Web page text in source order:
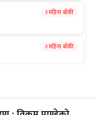
२ महिना बाँकी
२ महिना बाँकी